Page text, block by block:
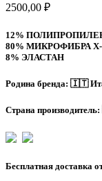
2500,00 ₽
12%
80% МИКРОФИБРА X-
8% ЭЛАСТАН
Родина бренда: 🇮🇹
Страна производитель:
Бесплатная доставка